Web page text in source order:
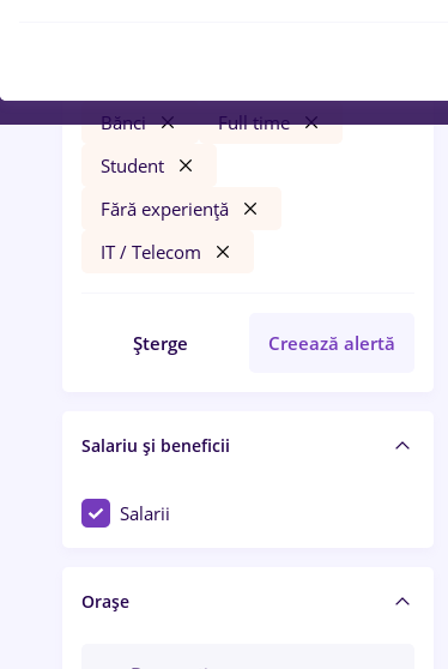
Bănci
Full time
Student
Fără experiență
IT / Telecom
Șterge Creează alertă
Salariu și beneficii
Salarii
Orașe